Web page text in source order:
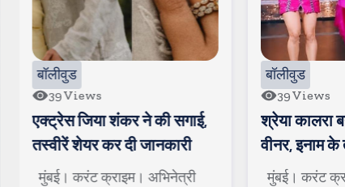
बॉलीवुड
39Views
श्रेया कालरा बनी लॉक अप-2 की
वीनर, इनाम के तौर पर ट्रॉफी के
साथ एक करोड रुपए मिले
मुंबई। करंट क्राइम। 40 दिनों तक
बॉलीवुड
104Views
नोरा फतेही
फुटबॉलर है
मुंबई। करंट